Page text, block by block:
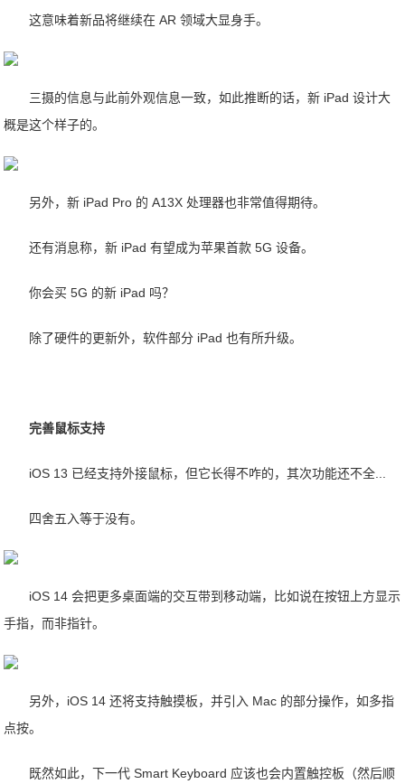
这意味着新品将继续在 AR 领域大显身手。
三摄的信息与此前外观信息一致，如此推断的话，新 iPad 设计大
概是这个样子的。
另外，新 iPad Pro 的 A13X 处理器也非常值得期待。
还有消息称，新 iPad 有望成为苹果首款 5G 设备。
你会买 5G 的新 iPad 吗？
除了硬件的更新外，软件部分 iPad 也有所升级。
完善鼠标支持
iOS 13 已经支持外接鼠标，但它长得不咋的，其次功能还不全...
四舍五入等于没有。
iOS 14 会把更多桌面端的交互带到移动端，比如说在按钮上方显示
手指，而非指针。
另外，iOS 14 还将支持触摸板，并引入 Mac 的部分操作，如多指
点按。
既然如此，下一代 Smart Keyboard 应该也会内置触控板（然后顺